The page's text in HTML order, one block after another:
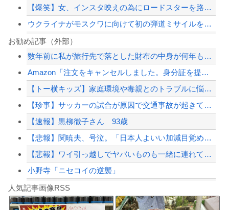
【爆笑】女、インスタ映えの為にロードスターを路肩に止めて記念撮影していたら後続車...
ウクライナがモスクワに向けて初の弾道ミサイルを発射か？！
高市首相、公用車を3000万円超の新型センチュリーSUVに変更ｗｗｗｗｗｗｗ
中国、三峡ダムが全開放流。長江流域で深刻な洪水被害
【悲報】経済大国の日本、世界に売るものがなさすぎて史上初めて韓国台湾に輸出額抜か...
【配信者】「金バエ」のSNS更新が1週間途絶え、様々な憶測が飛び交う。1週間ぶり...
Powered by livedoor 相互RSS
お勧め記事（外部）
数年前に私が旅行先で落とした財布の中身が何年も経ってから別の旅行先で私自身によっ...
Amazon「注文をキャンセルしました。身分証を提出してください」 X民「は？怪...
【トー横キッズ】家庭環境や毒親とのトラブルに悩む若者「大人に相談しても具体的に何...
【珍事】サッカーの試合が原因で交通事故が起きてしまう。
【速報】黒柳徹子さん 93歳
【悲報】関暁夫、号泣。「日本人よいい加減目覚めろ！」と涙の訴え
【悲報】ワイ引っ越しでヤバいものも一緒に連れてきてしまった模様
小野寺「ニセコイの逆襲」
【言うて人手不足だし？】未経験から「エンジニア」になるという選択‥‥
人気記事画像RSS